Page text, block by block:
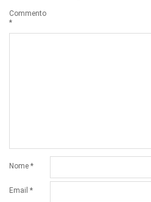
Commento
*
Nome *
Email *